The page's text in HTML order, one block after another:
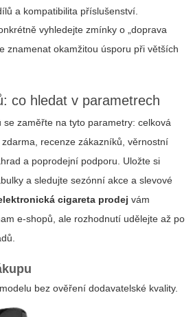
a kompatibilita příslušenství.
vyhledejte zmínky o „doprava
znamenat okamžitou úsporu při větších
co hledat v parametrech
zaměřte na tyto parametry: celková
recenze zákazníků, věrnostní
a poprodejní podporu. Uložte si
a sledujte sezónní akce a slevové
cigareta prodej vám
e-shopů, ale rozhodnutí udělejte až po
bez ověření dodavatelské kvality.